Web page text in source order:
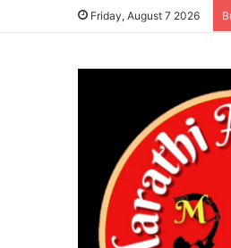
Friday, August 7 2026